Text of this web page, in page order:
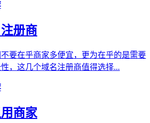
册商
要在乎商家多便宜，更为在乎的是需要
，这几个域名注册商值得选择...
商家